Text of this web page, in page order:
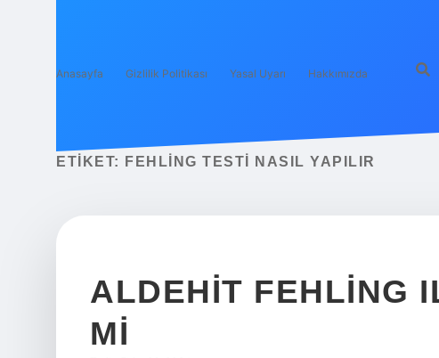
Anasayfa Gizlilik Politikası Yasal Uyarı Hakkımızda
ETIKET: FEHLING TESTI NASIL YAPILIR
ALDEHIT FEHLING
MI